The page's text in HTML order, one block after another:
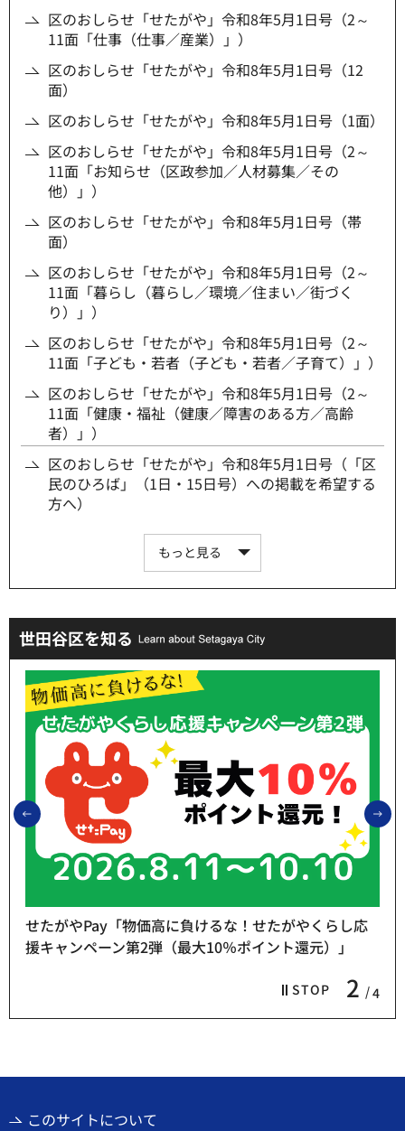
区のおしらせ「せたがや」令和8年5月1日号（2～
11面「仕事（仕事／産業）」）
区のおしらせ「せたがや」令和8年5月1日号（12
面）
区のおしらせ「せたがや」令和8年5月1日号（1面）
区のおしらせ「せたがや」令和8年5月1日号（2～
11面「お知らせ（区政参加／人材募集／その
他）」）
区のおしらせ「せたがや」令和8年5月1日号（帯
面）
区のおしらせ「せたがや」令和8年5月1日号（2～
11面「暮らし（暮らし／環境／住まい／街づく
り）」）
区のおしらせ「せたがや」令和8年5月1日号（2～
11面「子ども・若者（子ども・若者／子育て）」）
区のおしらせ「せたがや」令和8年5月1日号（2～
11面「健康・福祉（健康／障害のある方／高齢
者）」）
区のおしらせ「せたがや」令和8年5月1日号（「区
民のひろば」（1日・15日号）への掲載を希望する
方へ）
もっと見る
世田谷区を知る
前のスライドを表示
STOP 3 4
熱中症予防「お休み処」をご利用ください
このサイトについて